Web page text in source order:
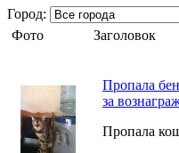
Город:
Фото
Заголовок
Пропала
за
Пропала